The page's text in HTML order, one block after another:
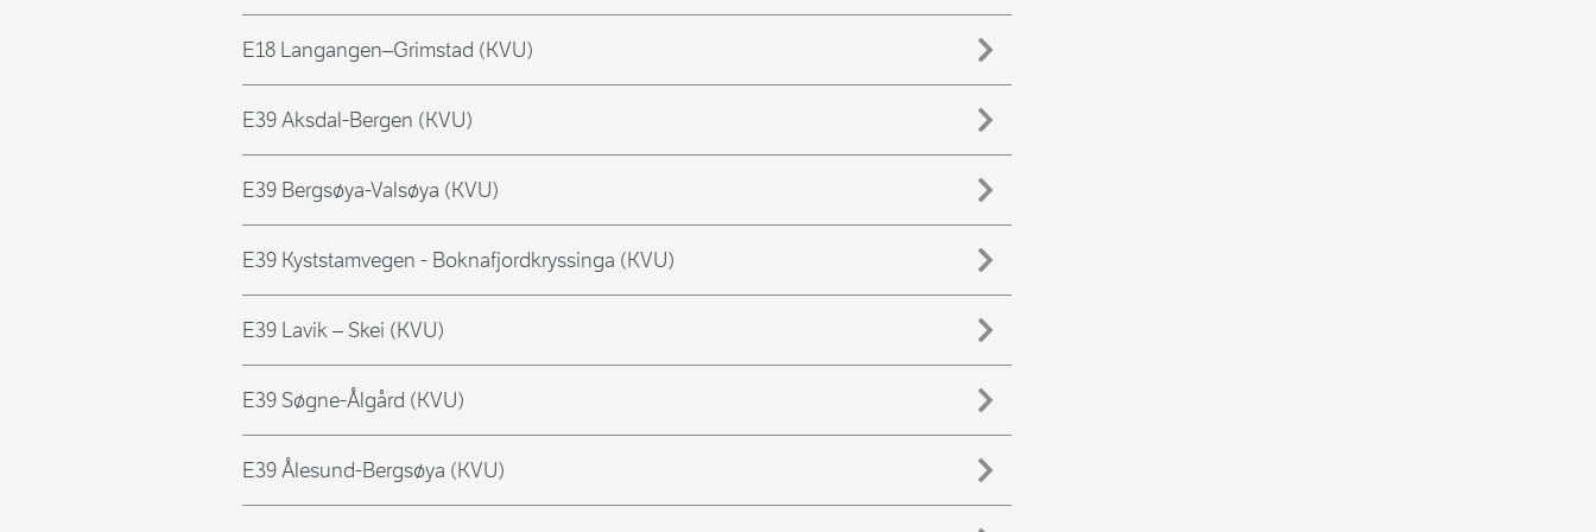
E18 Langangen–Grimstad (KVU)
E39 Aksdal-Bergen (KVU)
E39 Bergsøya-Valsøya (KVU)
E39 Kyststamvegen - Boknafjordkryssinga (KVU)
E39 Lavik – Skei (KVU)
E39 Søgne-Ålgård (KVU)
E39 Ålesund-Bergsøya (KVU)